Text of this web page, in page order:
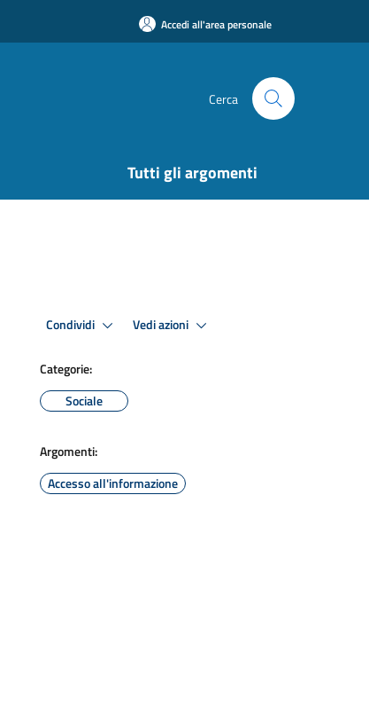
Accedi all'area personale
Cerca
Tutti gli argomenti
Condividi Vedi azioni
Categorie:
Sociale
Argomenti:
Accesso all'informazione